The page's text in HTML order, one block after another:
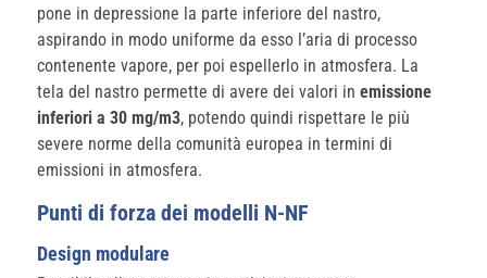
pone in depressione la parte inferiore del nastro,
aspirando in modo uniforme da esso l’aria di processo
contenente vapore, per poi espellerlo in atmosfera. La
tela del nastro permette di avere dei valori inemissione
inferiori a 30 mg/m3, potendo quindi rispettare le più
severe norme della comunità europea in termini di
emissioni in atmosfera.
Punti di forza dei modelli N-NF
Design modulare